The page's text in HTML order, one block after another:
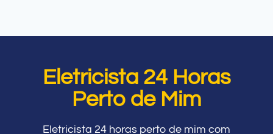
Eletricista 24 Horas
Perto de Mim
Eletricista 24 horas perto de mim com